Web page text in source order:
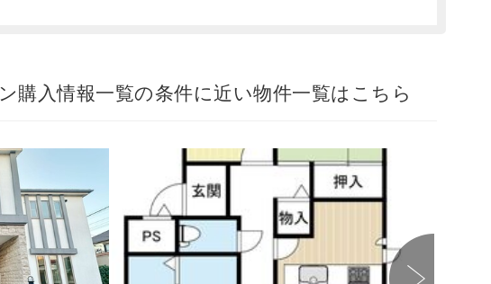
購入情報一覧の条件に近い物件一覧はこちら